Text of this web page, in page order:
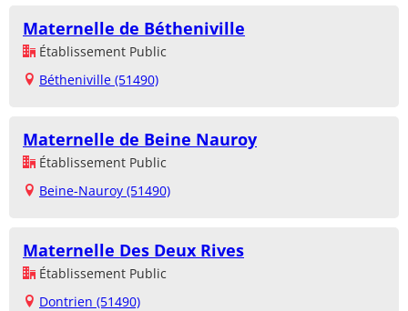
Maternelle de Bétheniville
Établissement Public
Bétheniville (51490)
Maternelle de Beine Nauroy
Établissement Public
Beine-Nauroy (51490)
Maternelle Des Deux Rives
Établissement Public
Dontrien (51490)